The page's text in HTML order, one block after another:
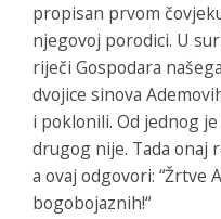
propisan prvom
njegovoj porodici. U
riječi Gospodara
dvojice sinova
i poklonili. Od jednog
drugog nije. Tada onaj
a ovaj odgovori: “Žrtve
bogobojaznih!“